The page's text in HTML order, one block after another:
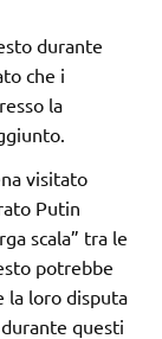
durante
che i
la
visitato
Putin
scala” tra le
potrebbe
la loro disputa
questi